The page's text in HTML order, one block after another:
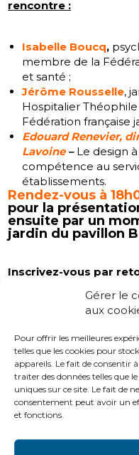
Gérer le
aux
Pour offrir les meilleures
telles que les cookies pour
appareils. Le fait de consentir
traiter des données telles que
uniques sur ce site. Le fait de
consentement peut avoir un
et fonctions.
rencontre :
Isabelle Boucq,
membre de la
et santé ;
Jérôme Rousselle,
Hospitalier
Fédération française
Edouard Renevier,
Lavoine– Le design
compétence au
établissements.
Rendez-vous à
pour la
ensuite par un
jardin du pavillon
Inscrivez-vous par
Nous vous attendons
Céline Wasmer –
Vincent Vauchel –